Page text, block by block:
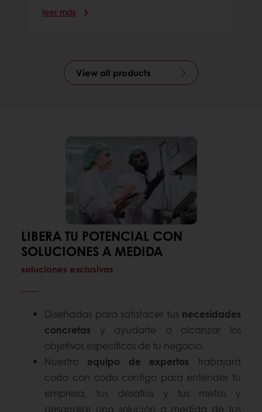
leer más
View all products
LIBERA TU POTENCIAL CON
SOLUCIONES A MEDIDA
soluciones exclusivas
Diseñadas para satisfacer tus necesidades
concretas y ayudarte a alcanzar los
objetivos específicos de tu negocio.
Nuestro equipo de expertos trabajará
codo con codo contigo para entender tu
empresa, tus desafíos y tus metas y
desarrollar una solución a medida de tus